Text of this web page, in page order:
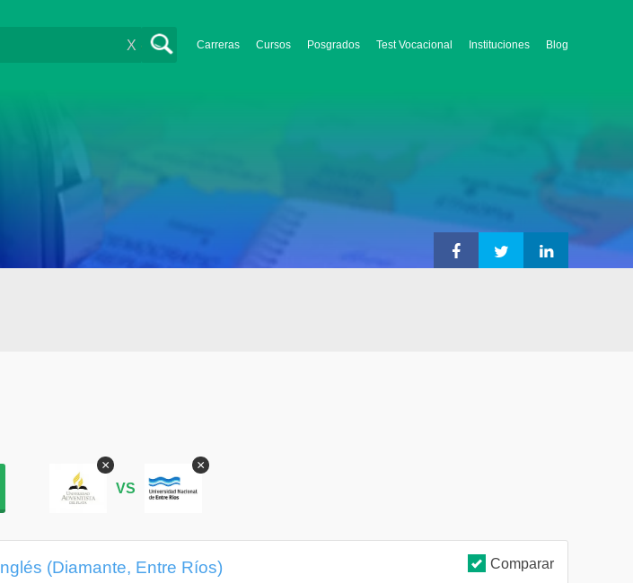
Carreras Cursos Posgrados Test Vocacional Instituciones Blog
X
×
VS
×
Comparar
(Diamante, Entre Ríos)